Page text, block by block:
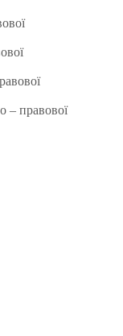
– правової